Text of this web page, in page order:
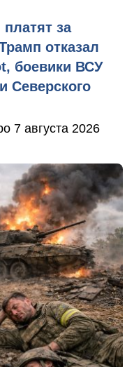
за
отказал
боевики ВСУ
Северского
7 августа 2026